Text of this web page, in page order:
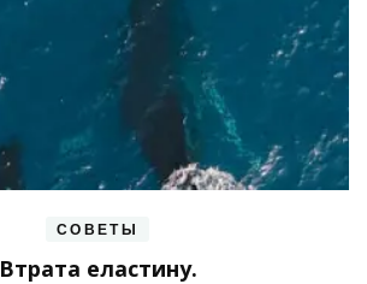
СОВЕТЫ
Втрата еластину.